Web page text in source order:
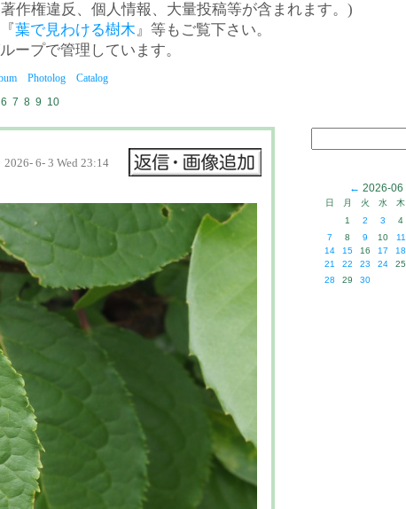
作権違反、個人情報、大量投稿等が含まれます。)
葉で見わける樹木』等もご覧下さい。
ープで管理しています。
Photolog
Catalog
6 7 8 9 10
2026- 6- 3 Wed 23:14
← 2026-06
日 月 火 水 木
1
2 3 4
7
8 9 10 11
14
15 16 17 18
21
22 23 24 25
28
29 30